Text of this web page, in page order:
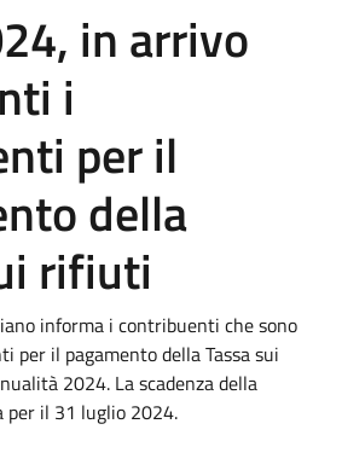
in arrivo
i
per il
della
rifiuti
informa i contribuenti che sono
per il pagamento della Tassa sui
2024. La scadenza della
per il 31 luglio 2024.